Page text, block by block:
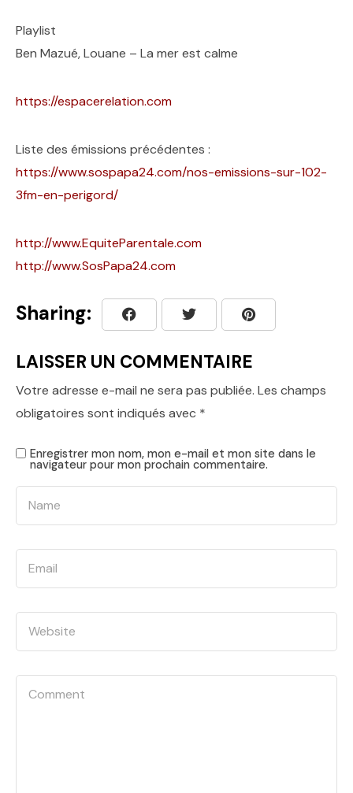
Playlist
Ben Mazué, Louane – La mer est calme
https://espacerelation.com
Liste des émissions précédentes :
https://www.sospapa24.com/nos-emissions-sur-102-
3fm-en-perigord/
http://www.EquiteParentale.com
http://www.SosPapa24.com
Sharing:
LAISSER UN COMMENTAIRE
Votre adresse e-mail ne sera pas publiée. Les champs
obligatoires sont indiqués avec *
Enregistrer mon nom, mon e-mail et mon site dans le
navigateur pour mon prochain commentaire.